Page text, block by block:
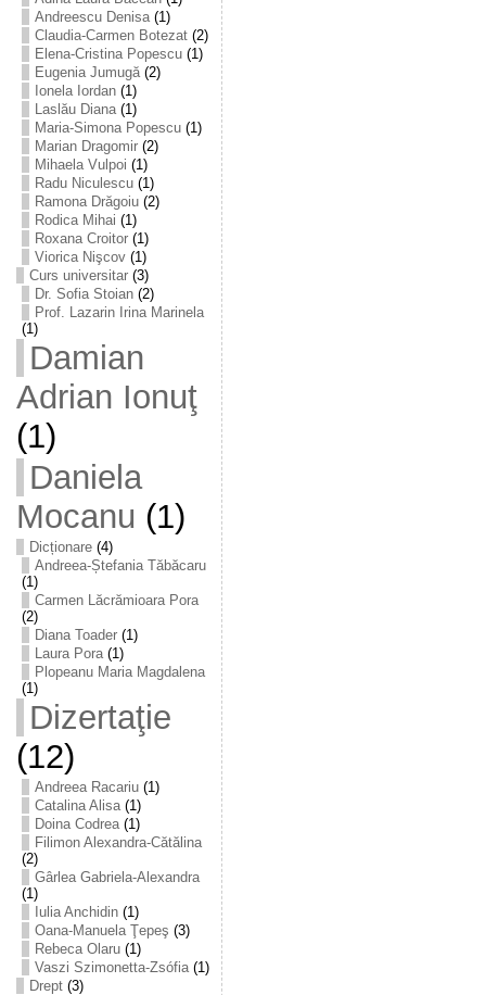
Andreescu Denisa(1)
Claudia-Carmen Botezat(2)
Elena-Cristina Popescu(1)
Eugenia Jumugă(2)
Ionela Iordan(1)
Laslău Diana(1)
Maria-Simona Popescu(1)
Marian Dragomir(2)
Mihaela Vulpoi (1)
Radu Niculescu(1)
Ramona Drăgoiu(2)
Rodica Mihai (1)
Roxana Croitor(1)
Viorica Nişcov(1)
Curs universitar(3)
Dr. Sofia Stoian(2)
Prof. Lazarin Irina Marinela
(1)
Damian
Adrian Ionuţ
(1)
Daniela
Mocanu (1)
Dicționare(4)
Andreea-Ștefania Tăbăcaru
(1)
Carmen Lăcrămioara Pora
(2)
Diana Toader(1)
Laura Pora(1)
Plopeanu Maria Magdalena
(1)
Dizertaţie
(12)
Andreea Racariu(1)
Catalina Alisa(1)
Doina Codrea(1)
Filimon Alexandra-Cătălina
(2)
Gârlea Gabriela-Alexandra
(1)
Iulia Anchidin(1)
Oana-Manuela Ţepeş (3)
Rebeca Olaru(1)
Vaszi Szimonetta-Zsófia(1)
Drept(3)